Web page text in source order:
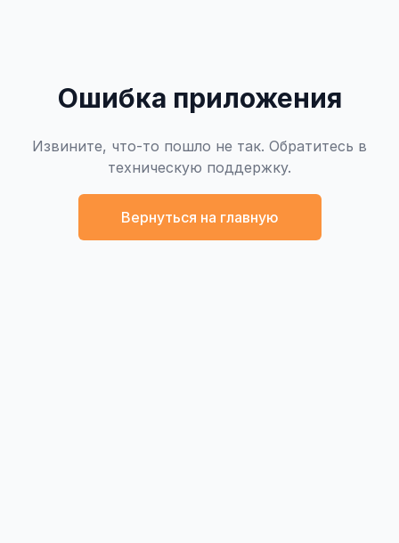
Ошибка приложения
Извините, что-то пошло не так. Обратитесь в
техническую поддержку.
Вернуться на главную